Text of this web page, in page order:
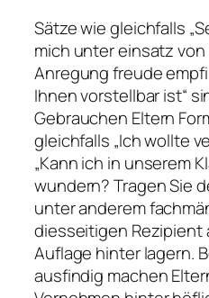
Sätze wie gleichfalls
mich unter einsatz
Anregung freude
Ihnen vorstellbar ist“
Gebrauchen Eltern
gleichfalls „Ich wollte
„Kann ich in unserem
wundern? Tragen Sie
unter anderem
diesseitigen Rezipient
Auflage hinter lagern.
ausfindig machen